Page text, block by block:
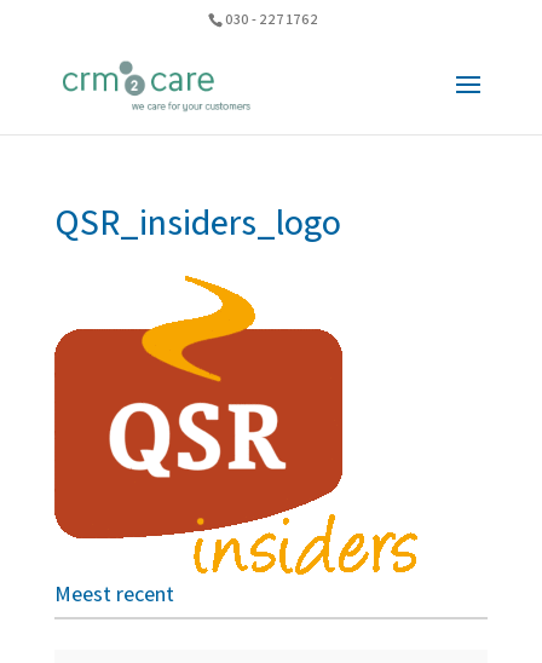
030 - 227 1762
QSR_insiders_logo
Meest recent